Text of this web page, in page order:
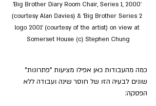
'Big Brother Diary Room Chair, Series 1, 2000'
(courtesy Alan Davies) & 'Big Brother Series 2
logo 2001' (courtesy of the artist) on view at
Somerset House (c) Stephen Chung
כמה מהעבודות כאן אפילו מציעות "פתרונות"
שונים לבעיה הזו של חוסר שינה ועבודה ללא
הפסקה: